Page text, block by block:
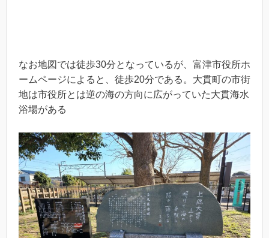
なお地図では徒歩30分となっているが、富津市役所ホ
ームページによると、徒歩20分である。大貫町の市街
地は市役所とは逆の海の方向に広がっていた大貫海水
浴場がある